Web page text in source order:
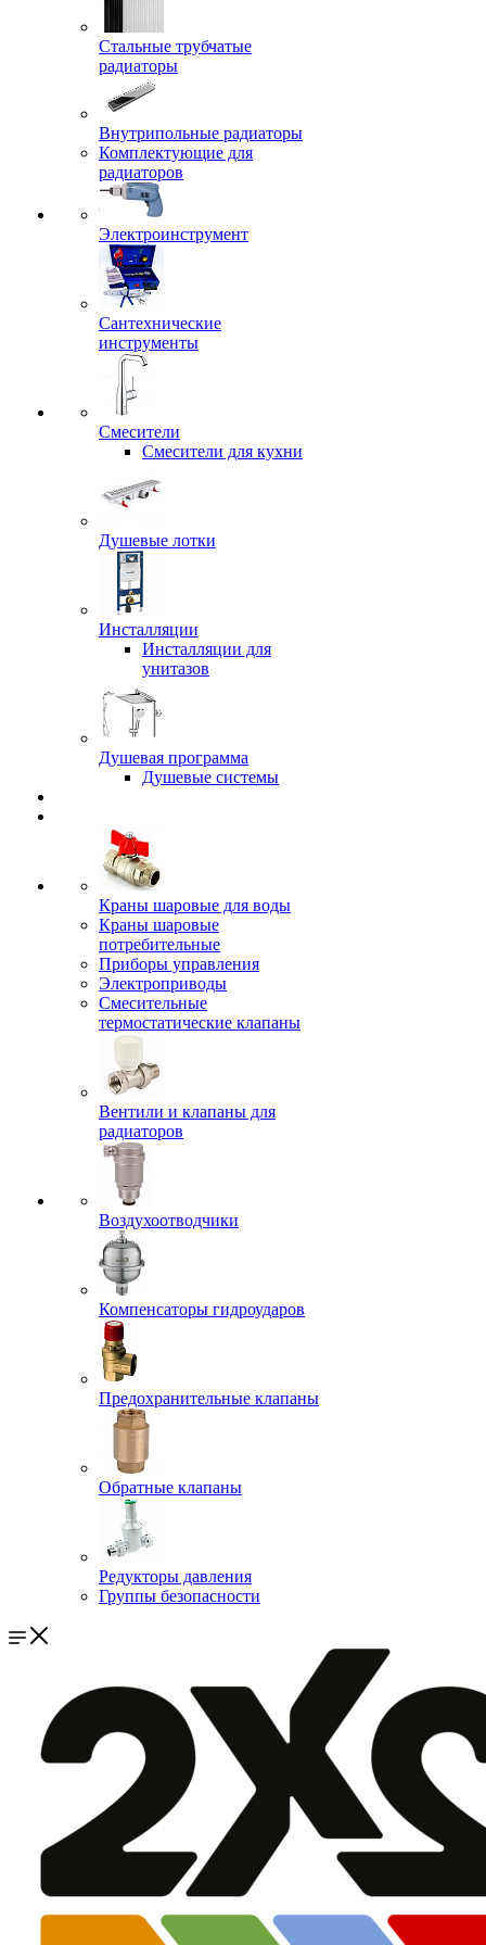
Стальные трубчатые
радиаторы
Внутрипольные радиаторы
Комплектующие для
радиаторов
Электроинструмент
Сантехнические
инструменты
Смесители
Смесители для кухни
Душевые лотки
Инсталляции
Инсталляции для
унитазов
Душевая программа
Душевые системы
Краны шаровые для воды
Краны шаровые
потребительные
Приборы управления
Электроприводы
Смесительные
термостатические клапаны
Вентили и клапаны для
радиаторов
Воздухоотводчики
Компенсаторы гидроударов
Предохранительные клапаны
Обратные клапаны
Редукторы давления
Группы безопасности